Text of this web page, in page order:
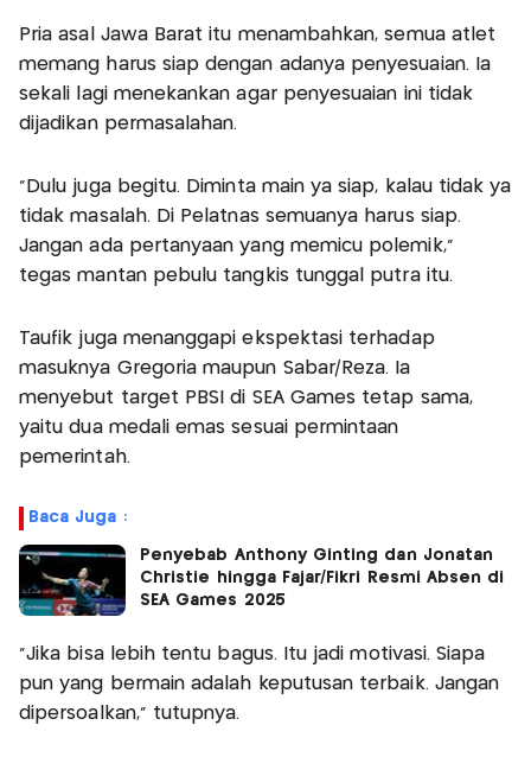
Pria asal Jawa Barat itu menambahkan, semua atlet
memang harus siap dengan adanya penyesuaian. Ia
sekali lagi menekankan agar penyesuaian ini tidak
dijadikan permasalahan.
“Dulu juga begitu. Diminta main ya siap, kalau tidak ya
tidak masalah. Di Pelatnas semuanya harus siap.
Jangan ada pertanyaan yang memicu polemik,”
tegas mantan pebulu tangkis tunggal putra itu.
Taufik juga menanggapi ekspektasi terhadap
masuknya Gregoria maupun Sabar/Reza. Ia
menyebut target PBSI di SEA Games tetap sama,
yaitu dua medali emas sesuai permintaan
pemerintah.
Baca Juga :
Penyebab Anthony Ginting dan Jonatan
Christie hingga Fajar/Fikri Resmi Absen di
SEA Games 2025
“Jika bisa lebih tentu bagus. Itu jadi motivasi. Siapa
pun yang bermain adalah keputusan terbaik. Jangan
dipersoalkan,” tutupnya.